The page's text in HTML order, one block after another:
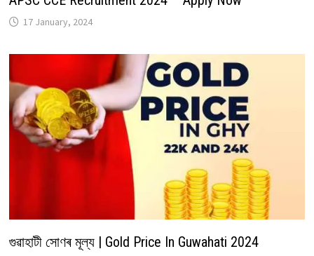
17 January, 2024
গুৱাহাটী সোণৰ মূল্য | Gold Price In Guwahati 2024